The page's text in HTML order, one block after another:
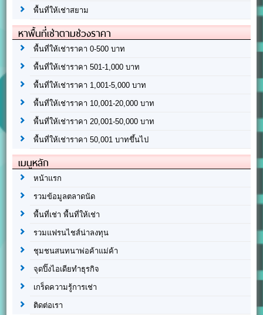
พื้นที่ให้เช่าสยาม
หาพื้นที่เช่าตามช่วงราคา
พื้นที่ให้เช่าราคา 0-500 บาท
พื้นที่ให้เช่าราคา 501-1,000 บาท
พื้นที่ให้เช่าราคา 1,001-5,000 บาท
พื้นที่ให้เช่าราคา 10,001-20,000 บาท
พื้นที่ให้เช่าราคา 20,001-50,000 บาท
พื้นที่ให้เช่าราคา 50,001 บาทขึ้นไป
เมนูหลัก
หน้าแรก
รวมข้อมูลตลาดนัด
พื้นที่เช่า พื้นที่ให้เช่า
รวมแฟรนไชส์น่าลงทุน
ชุมชนสนทนาพ่อค้าแม่ค้า
จุดปิ๊งไอเดียทำธุรกิจ
เกร็ดความรู้การเช่า
ติดต่อเรา